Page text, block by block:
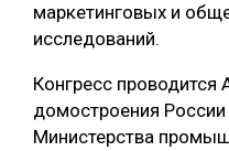
маркетинговых и
исследований.
Конгресс проводится
домостроения
Министерства